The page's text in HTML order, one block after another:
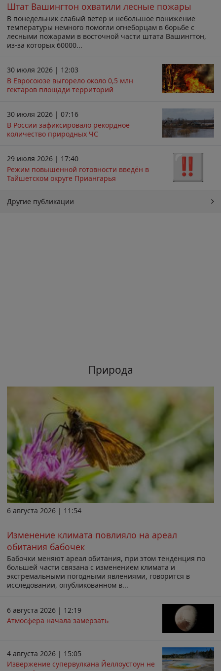
Штат Вашингтон охватили лесные пожары
В понедельник слабый ветер и небольшое понижение
температуры немного помогли огнеборцам в борьбе с
лесными пожарами в восточной части штата Вашингтон,
из-за которых 60000...
30 июля 2026 | 12:03
В Евросоюзе выгорело около 0,5 млн
гектаров площади территорий
30 июля 2026 | 07:16
В России зафиксировало рекордное
количество природных ЧС
29 июля 2026 | 17:40
Режим повышенной готовности введён в
Тайшетском округе Приангарья
Другие публикации
Природа
6 августа 2026 | 11:54
Изменение климата повлияло на ареал
обитания бабочек
Бабочки меняют ареал обитания, при этом тенденция по
большей части связана с изменением климата и
экстремальными погодными явлениями, говорится в
исследовании, опубликованном в...
6 августа 2026 | 12:19
Атмосфера начала замерзать
4 августа 2026 | 15:05
Извержение супервулкана Йеллоустоун не